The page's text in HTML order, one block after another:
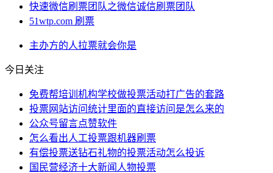
快速微信刷票团队之微信诚信刷票团队
51wtp.com 刷票
主办方的人拉票就会你是
今日关注
免费帮培训机构学校做投票活动打广告的套路
投票网站访问统计里面的直接访问是怎么来的
公众号留言点赞软件
怎么看出人工投票跟机器刷票
有偿投票送钻石礼物的投票活动怎么投诉
国民营经济十大新闻人物投票